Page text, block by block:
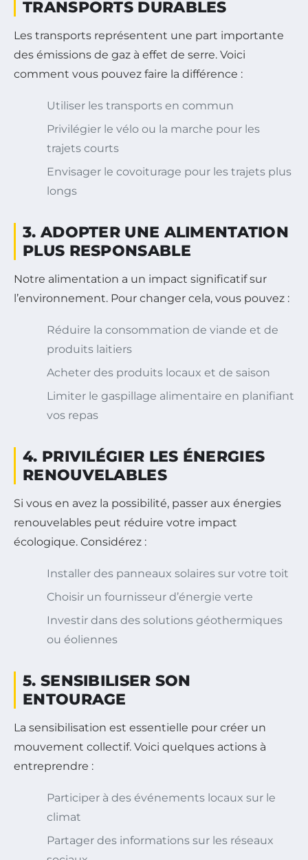
TRANSPORTS DURABLES
Les transports représentent une part importante
des émissions de gaz à effet de serre. Voici
comment vous pouvez faire la différence :
Utiliser les transports en commun
Privilégier le vélo ou la marche pour les
trajets courts
Envisager le covoiturage pour les trajets plus
longs
3. ADOPTER UNE ALIMENTATION
PLUS RESPONSABLE
Notre alimentation a un impact significatif sur
l’environnement. Pour changer cela, vous pouvez :
Réduire la consommation de viande et de
produits laitiers
Acheter des produits locaux et de saison
Limiter le gaspillage alimentaire en planifiant
vos repas
4. PRIVILÉGIER LES ÉNERGIES
RENOUVELABLES
Si vous en avez la possibilité, passer aux énergies
renouvelables peut réduire votre impact
écologique. Considérez :
Installer des panneaux solaires sur votre toit
Choisir un fournisseur d’énergie verte
Investir dans des solutions géothermiques
ou éoliennes
5. SENSIBILISER SON
ENTOURAGE
La sensibilisation est essentielle pour créer un
mouvement collectif. Voici quelques actions à
entreprendre :
Participer à des événements locaux sur le
climat
Partager des informations sur les réseaux